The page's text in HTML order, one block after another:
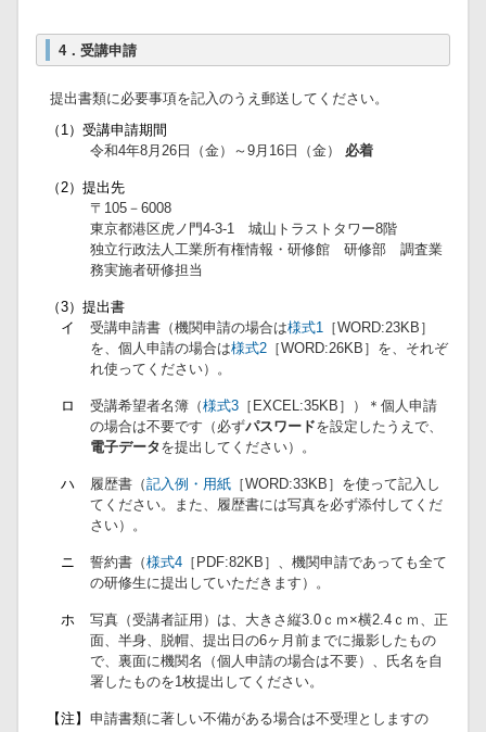
4．受講申請
提出書類に必要事項を記入のうえ郵送してください。
（1）受講申請期間
令和4年8月26日（金）～9月16日（金） 必着
（2）提出先
〒105－6008
東京都港区虎ノ門4-3-1 城山トラストタワー8階
独立行政法人工業所有権情報・研修館 研修部 調査業
務実施者研修担当
（3）提出書
イ
受講申請書（機関申請の場合は様式1 ［WORD:23KB］
を、個人申請の場合は様式2 ［WORD:26KB］を、それぞ
れ使ってください）。
ロ 受講希望者名簿（様式3 ［EXCEL:35KB］）＊個人申請
の場合は不要です（必ずパスワードを設定したうえで、
電子データを提出してください）。
ハ 履歴書（記入例・用紙 ［WORD:33KB］を使って記入し
てください。また、履歴書には写真を必ず添付してくだ
さい）。
ニ 誓約書（様式4 ［PDF:82KB］、機関申請であっても全て
の研修生に提出していただきます）。
ホ
写真（受講者証用）は、大きさ縦3.0ｃｍ×横2.4ｃｍ、正
面、半身、脱帽、提出日の6ヶ月前までに撮影したもの
で、裏面に機関名（個人申請の場合は不要）、氏名を自
署したものを1枚提出してください。
【注】 申請書類に著しい不備がある場合は不受理としますの